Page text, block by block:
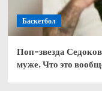
Баскетбол
Поп-звезда
муже. Что это